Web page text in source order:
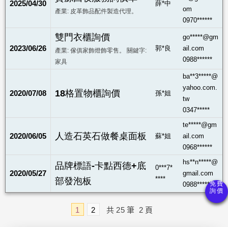
2025/04/30
產業: 皮革飾品配件製造代理。
薛*中
om
0970******
2023/06/26
雙門衣櫃詢價
產業: 傢俱家飾燈飾零售。 關鍵字:
家具
郭*良
go*****@gm
ail.com
0988******
2020/07/08 18格置物櫃詢價 孫*姐
ba**3*****@
yahoo.com.
tw
0347*****
2020/06/05 人造石英石做餐桌面板 蘇*姐
te*****@gm
ail.com
0968******
2020/05/27
品牌標語-卡點西德+底
部發泡板
0***7*
****
hs**n*****@
gmail.com
0988******
1 2 共 25 筆 2 頁